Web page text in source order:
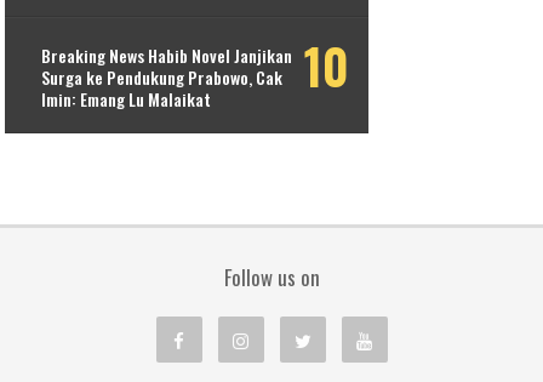
Breaking News Habib Novel Janjikan
Surga ke Pendukung Prabowo, Cak
Imin: Emang Lu Malaikat
Follow us on